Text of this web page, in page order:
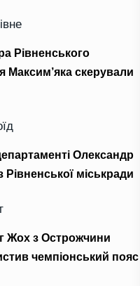
Рівненського
Максим’яка скерували
Олександр
Рівненської міськради
Жох з Острожчини
чемпіонський пояс